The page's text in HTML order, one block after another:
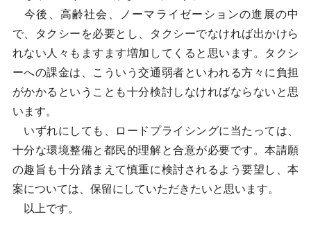
今後、高齢社会、ノーマライゼーションの進展の中
で、タクシーを必要とし、タクシーでなければ出かけら
れない人々もますます増加してくると思います。タクシ
ーへの課金は、こういう交通弱者といわれる方々に負担
がかかるということも十分検討しなければならないと思
います。
いずれにしても、ロードプライシングに当たっては、
十分な環境整備と都民的理解と合意が必要です。本請願
の趣旨も十分踏まえて慎重に検討されるよう要望し、本
案については、保留にしていただきたいと思います。
以上です。